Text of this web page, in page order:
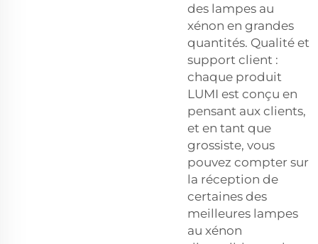
des lampes au
xénon en grandes
quantités. Qualité et
support client :
chaque produit
LUMI est conçu en
pensant aux clients,
et en tant que
grossiste, vous
pouvez compter sur
la réception de
certaines des
meilleures lampes
au xénon